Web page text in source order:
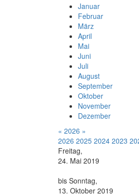
Januar
Februar
März
April
Mai
Juni
Juli
August
September
Oktober
November
Dezember
« 2026 »
2026 2025 2024 2023
Freitag,
24. Mai 2019
bis Sonntag,
13. Oktober 2019